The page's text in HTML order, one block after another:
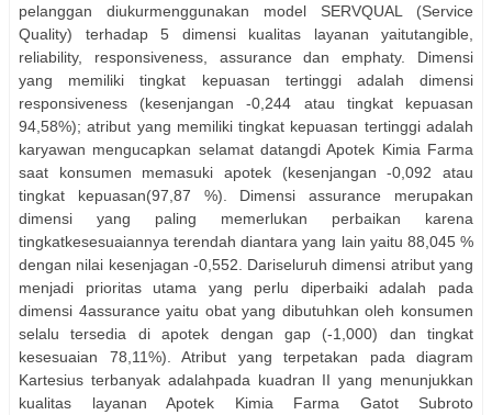
pelanggan diukurmenggunakan model SERVQUAL (Service
Quality) terhadap 5 dimensi kualitas layanan yaitutangible,
reliability, responsiveness, assurance dan emphaty. Dimensi
yang memiliki tingkat kepuasan tertinggi adalah dimensi
responsiveness (kesenjangan -0,244 atau tingkat kepuasan
94,58%); atribut yang memiliki tingkat kepuasan tertinggi adalah
karyawan mengucapkan selamat datangdi Apotek Kimia Farma
saat konsumen memasuki apotek (kesenjangan -0,092 atau
tingkat kepuasan(97,87 %). Dimensi assurance merupakan
dimensi yang paling memerlukan perbaikan karena
tingkatkesesuaiannya terendah diantara yang lain yaitu 88,045 %
dengan nilai kesenjagan -0,552. Dariseluruh dimensi atribut yang
menjadi prioritas utama yang perlu diperbaiki adalah pada
dimensi 4assurance yaitu obat yang dibutuhkan oleh konsumen
selalu tersedia di apotek dengan gap (-1,000) dan tingkat
kesesuaian 78,11%). Atribut yang terpetakan pada diagram
Kartesius terbanyak adalahpada kuadran II yang menunjukkan
kualitas layanan Apotek Kimia Farma Gatot Subroto